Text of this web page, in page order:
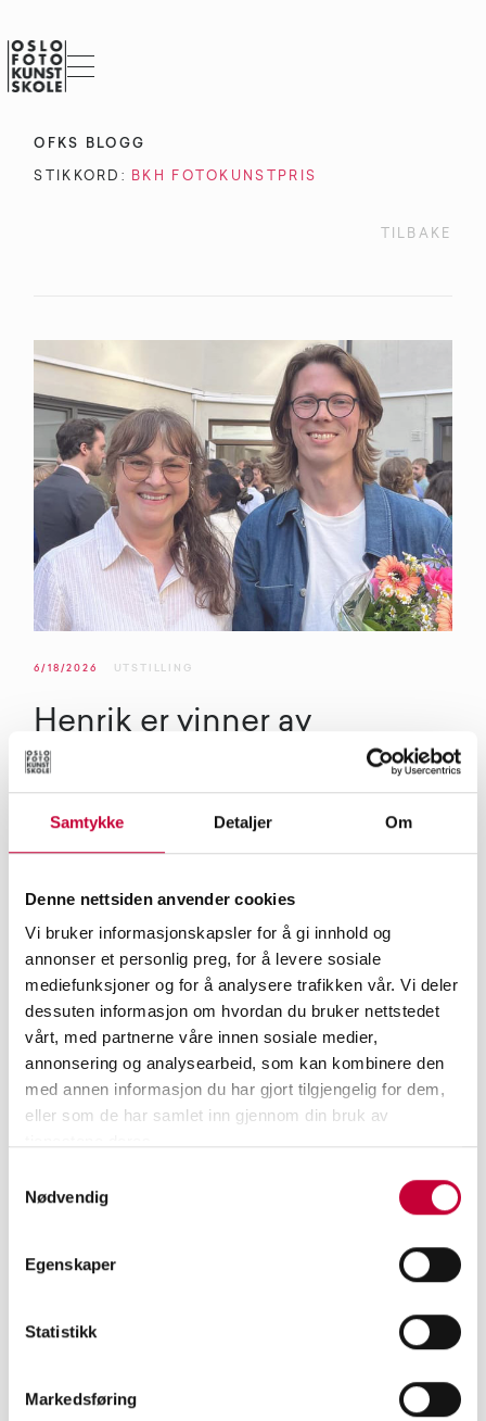
Samtykke Detaljer Om
Denne nettsiden anvender cookies
Vi bruker informasjonskapsler for å gi innhold og
annonser et personlig preg, for å levere sosiale
mediefunksjoner og for å analysere trafikken vår. Vi deler
dessuten informasjon om hvordan du bruker nettstedet
vårt, med partnerne våre innen sosiale medier,
annonsering og analysearbeid, som kan kombinere den
med annen informasjon du har gjort tilgjengelig for dem,
eller som de har samlet inn gjennom din bruk av
Nødvendig
Egenskaper
Statistikk
Markedsføring
OFKS BLOGG
STIKKORD: BKH FOTOKUNSTPRIS
TILBAKE
6/18/2026 UTSTILLING
Henrik er vinner av
prestisjepris
Henrik Follesø Egeland er mottaker av BKHs
viser.